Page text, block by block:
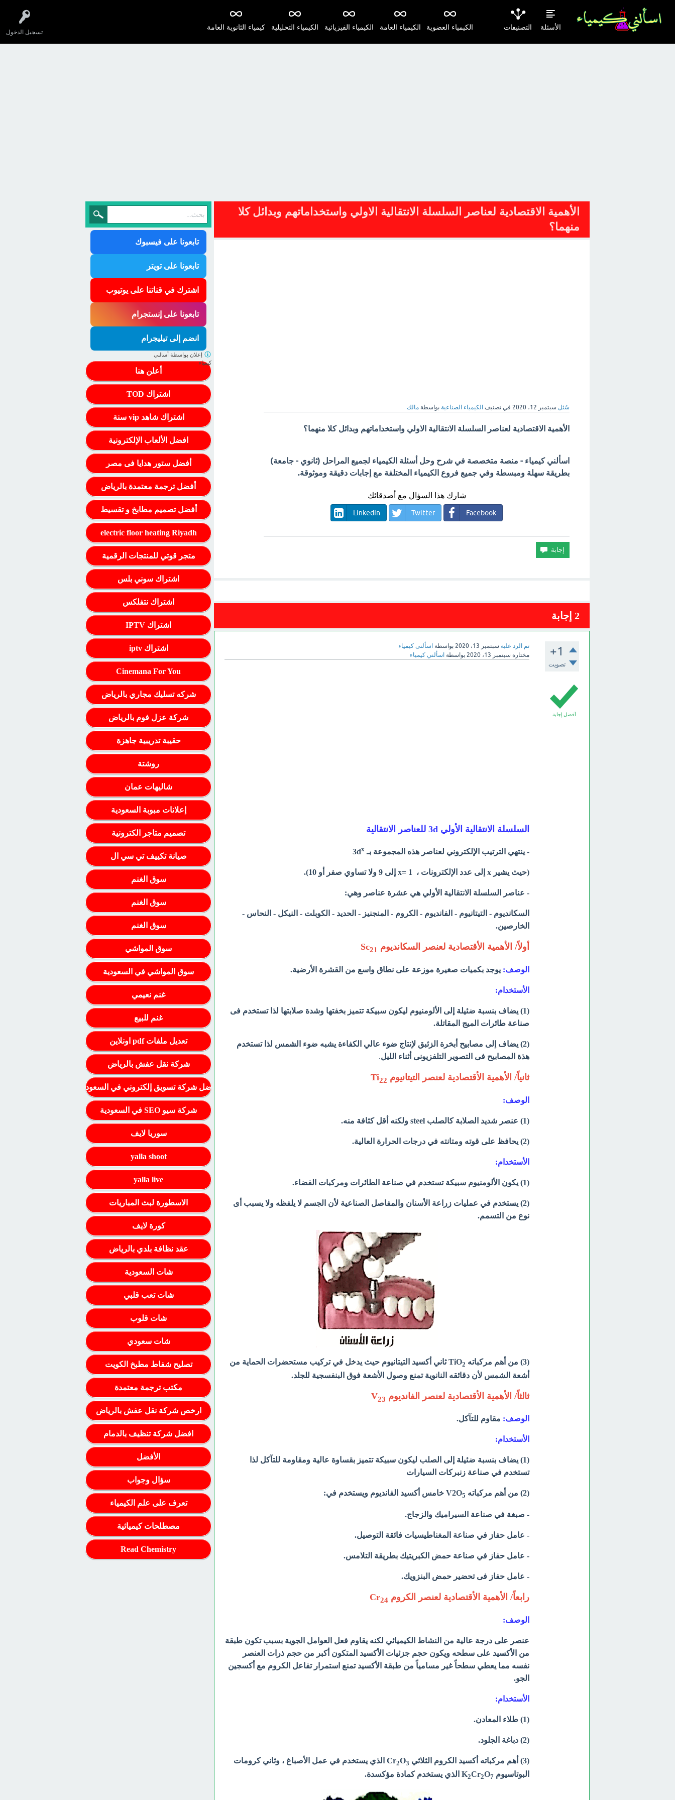
تسجيل الدخول
الأسئلة التصنيفات كيمياء الثانوية العامة الكيمياء التحليلية الكيمياء الفيزيائية الكيمياء العامة الكيمياء العضوية
الأهمية الاقتصادية لعناصر السلسلة الانتقالية الاولي واستخداماتهم وبدائل كلا
منهما؟
سُئل سبتمبر 12، 2020 في تصنيف الكيمياء الصناعية بواسطة مالك
الأهمية الاقتصادية لعناصر السلسلة الانتقالية الاولي واستخداماتهم وبدائل كلا منهما؟
اسألني كيمياء - منصة متخصصة في شرح وحل أسئلة الكيمياء لجميع المراحل (ثانوي - جامعة)
بطريقة سهلة ومبسطة وفي جميع فروع الكيمياء المختلفة مع إجابات دقيقة وموثوقة.
شارك هذا السؤال مع أصدقائك
Facebook
Twitter
LinkedIn
2 إجابة
+1
تصويت
تم الرد عليه سبتمبر 13، 2020 بواسطة اسألنى كيمياء
مختارة سبتمبر 13، 2020 بواسطة اسألني كيمياء
أفضل إجابة
السلسلة الانتقالية الأولي 3d للعناصر الانتقالية
- ينتهي الترتيب الإلكتروني لعناصر هذه المجموعة بـ 3d x
(حيث يشير x إلى عدد الإلكترونات ، x= 1 إلى 9 ولا تساوي صفر أو 10).
- عناصر السلسلة الانتقالية الأولي هي عشرة عناصر وهي:
السكانديوم - التيتانيوم - الفانديوم - الكروم - المنجنيز - الحديد - الكوبلت - النيكل - النحاس -
الخارصين.
أولاً/ الأهمية الأقتصادية لعنصر السكانديوم Sc 21
الوصف: يوجد بكميات صغيرة موزعة على نطاق واسع من القشرة الأرضية.
الأستخدام:
(1) يضاف بنسبة ضئيلة إلى الألومنيوم ليكون سبيكة تتميز بخفتها وشدة صلابتها لذا تستخدم فى
صناعة طائرات الميج المقاتلة.
(2) يضاف إلى مصابيح أبخرة الزئبق لإنتاج ضوء عالي الكفاءة يشبه ضوء الشمس لذا تستخدم
هذة المصابيح فى التصوير التلفزيونى أثناء الليل.
ثانياً/ الأهمية الأقتصادية لعنصر التيتانيوم Ti 22
الوصف:
(1) عنصر شديد الصلابة كالصلب steel ولكنه أقل كثافة منه.
(2) يحافظ على قوته ومتانته في درجات الحرارة العالية.
الأستخدام:
(1) يكون الألومنيوم سبيكة تستخدم في صناعة الطائرات ومركبات الفضاء.
(2) يستخدم في عمليات زراعة الأسنان والمفاصل الصناعية لأن الجسم لا يلفظه ولا يسبب أى
نوع من التسمم.
(3) من أهم مركباته TiO 2 ثاني أكسيد التيتانيوم حيث يدخل في تركيب مستحضرات الحماية من
أشعة الشمس لأن دقائقه النانوية تمنع وصول الأشعة فوق البنفسجية للجلد.
ثالثاً/ الأهمية الأقتصادية لعنصر الفانديوم V 23
الوصف: مقاوم للتآكل.
الأستخدام:
(1) يضاف بنسبة ضئيلة إلى الصلب ليكون سبيكة تتميز بقساوة عالية ومقاومة للتآكل لذا
تستخدم في صناعة زنبركات السيارات
(2) من أهم مركباته V2O 5 خامس أكسيد الفانديوم ويستخدم في:
- صبغة في صناعة السيراميك والزجاج.
- عامل حفاز في صناعة المغناطيسيات فائقة التوصيل.
- عامل حفاز في صناعة حمض الكبريتيك بطريقة التلامس.
- عامل حفاز فى تحضير حمض البنزويك.
رابعاً/ الأهمية الأقتصادية لعنصر الكروم Cr 24
الوصف:
عنصر على درجة عالية من النشاط الكيميائي لكنه يقاوم فعل العوامل الجوية بسبب تكون طبقة
من الأكسيد على سطحه ويكون حجم جزئيات الأكسيد المتكون أكبر من حجم ذرات العنصر
نفسه مما يعطي سطحاً غير مسامياً من طبقة الأكسيد تمنع استمرار تفاعل الكروم مع أكسجين
الجو.
الأستخدام:
(1) طلاء المعادن.
(2) دباغة الجلود.
(3) أهم مركباته أكسيد الكروم الثلاثي Cr 2O3
الذي يستخدم في عمل الأصباغ ، وثاني كرومات
البوتاسيوم K
2Cr2O7 الذي يستخدم كمادة مؤكسدة.
تابعونا على فيسبوك
تابعونا على تويتر
اشترك في قناتنا على يوتيوب
تابعونا على إنستجرام
انضم إلى تيليجرام
أعلن هنا
اشتراك TOD
اشتراك شاهد vip سنة
افضل الألعاب الإلكترونية
أفضل ستور هدايا فى مصر
أفضل ترجمة معتمدة بالرياض
أفضل تصميم مطابخ و تقسيط
electric floor heating Riyadh
متجر قوتي للمنتجات الرقمية
اشتراك سوني بلس
اشتراك نتفلكس
اشتراك IPTV
اشتراك iptv
Cinemana For You
شركه تسليك مجاري بالرياض
شركة عزل فوم بالرياض
حقيبة تدريبية جاهزة
روشتة
شاليهات عمان
إعلانات مبوبة السعودية
تصميم متاجر الكترونية
صيانة تكييف تي سي ال
سوق الغنم
سوق الغنم
سوق الغنم
سوق المواشي
سوق المواشي في السعودية
غنم نعيمي
غنم للبيع
تعديل ملفات pdf اونلاين
شركة نقل عفش بالرياض
أفضل شركة تسويق إلكتروني في السعودية
شركة سيو SEO في السعودية
سوريا لايف
yalla shoot
yalla live
الاسطورة لبث المباريات
كورة لايف
عقد نظافة بلدي بالرياض
شات السعودية
شات تعب قلبي
شات قلوب
شات سعودي
تصليح شفاط مطبخ الكويت
مكتب ترجمة معتمدة
ارخص شركة نقل عفش بالرياض
افضل شركة تنظيف بالدمام
الأفضل
سؤال وجواب
تعرف على علم الكيمياء
مصطلحات كيميائية
Read Chemistry
إعلان بواسطة أسالني
كيمياء